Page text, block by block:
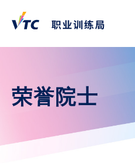
荣誉院士